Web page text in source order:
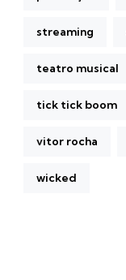
streaming
teatro musical
tick tick boom
vitor rocha
wicked